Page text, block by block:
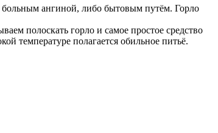
больным ангиной, либо бытовым путём. Горло
полоскать горло и самое простое средство
температуре полагается обильное питьё.